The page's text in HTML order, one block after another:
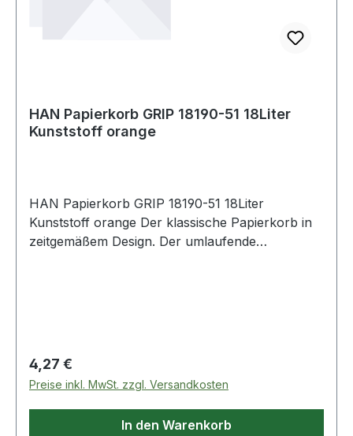
HAN Papierkorb GRIP 18190-51 18Liter
Kunststoff orange
HAN Papierkorb GRIP 18190-51 18Liter
Kunststoff orange Der klassische Papierkorb in
zeitgemäßem Design. Der umlaufende
Innenoberfläche ist der Papierkorb besonders
reinigungsfreundlich.
Regulärer Preis:
4,27 €
Preise inkl. MwSt. zzgl. Versandkosten
In den Warenkorb